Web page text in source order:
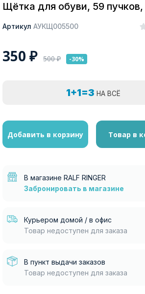
Щётка для обуви, 59
Артикул АУКЩ005500
350 ₽ 500₽ -30%
1+1=3 НА ВСЁ
Добавить в корзину Товар в
В магазине RALF RINGER
Забронировать в магазине
Курьером домой / в офис
Товар недоступен для заказа
В пункт выдачи заказов
Товар недоступен для заказа